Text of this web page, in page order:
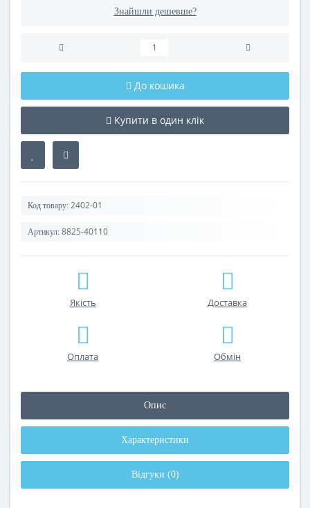
Знайшли дешевше?
До кошика
Купити в один клік
Код товару: 2402-01
Артикул: 8825-40110
Якість Доставка
Оплата Обмін
Опис
Характеристики
Відгуки (0)